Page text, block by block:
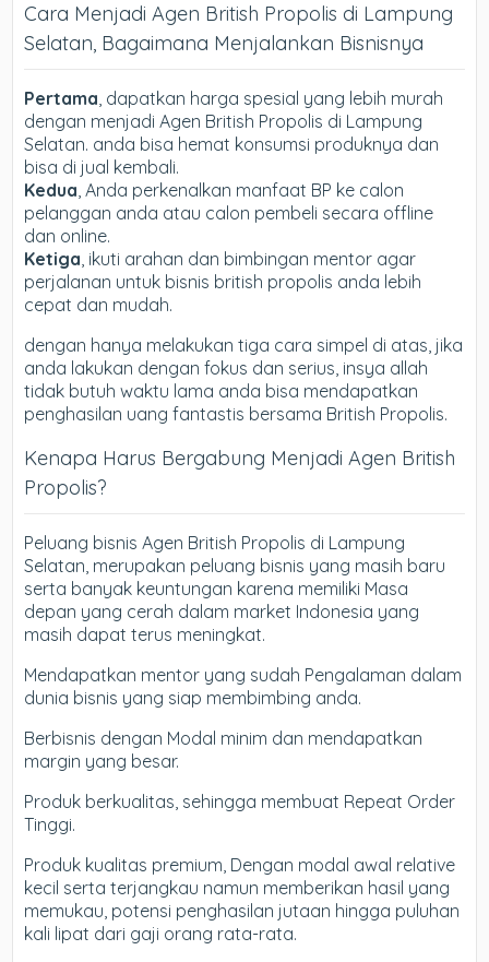
Cara Menjadi Agen British Propolis di Lampung
Selatan, Bagaimana Menjalankan Bisnisnya
Pertama, dapatkan harga spesial yang lebih murah
dengan menjadi Agen British Propolis di Lampung
Selatan. anda bisa hemat konsumsi produknya dan
bisa di jual kembali.
Kedua, Anda perkenalkan manfaat BP ke calon
pelanggan anda atau calon pembeli secara offline
dan online.
Ketiga, ikuti arahan dan bimbingan mentor agar
perjalanan untuk bisnis british propolis anda lebih
cepat dan mudah.
dengan hanya melakukan tiga cara simpel di atas, jika
anda lakukan dengan fokus dan serius, insya allah
tidak butuh waktu lama anda bisa mendapatkan
penghasilan uang fantastis bersama British Propolis.
Kenapa Harus Bergabung Menjadi Agen British
Propolis?
Peluang bisnis Agen British Propolis di Lampung
Selatan, merupakan peluang bisnis yang masih baru
serta banyak keuntungan karena memiliki Masa
depan yang cerah dalam market Indonesia yang
masih dapat terus meningkat.
Mendapatkan mentor yang sudah Pengalaman dalam
dunia bisnis yang siap membimbing anda.
Berbisnis dengan Modal minim dan mendapatkan
margin yang besar.
Produk berkualitas, sehingga membuat Repeat Order
Tinggi.
Produk kualitas premium, Dengan modal awal relative
kecil serta terjangkau namun memberikan hasil yang
memukau, potensi penghasilan jutaan hingga puluhan
kali lipat dari gaji orang rata-rata.